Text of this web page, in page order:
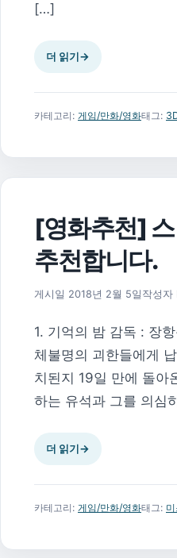
[…]
더 읽기→
카테고리: 게임/만화/영화태그:
[영화추천]
추천합니다.
게시일 2018년 2월 5일 2018
작성자
1. 기억의 밤 감독 : 장
체불명의 괴한들에게
치된지 19일 만에 돌아
하는 유석과 그를 의심
더 읽기→
카테고리: 게임/만화/영화태그: